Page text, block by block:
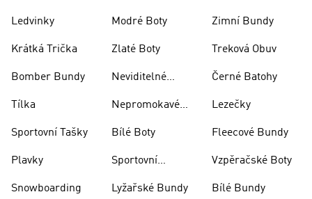
Ledvinky
Krátká Trička
Bomber Bundy
Tílka
Sportovní Tašky
Plavky
Snowboarding
Modré Boty
Zlaté Boty
Neviditelné
Nepromokavé
Bílé Boty
Sportovní
Lyžařské Bundy
Zimní Bundy
Treková Obuv
Černé Batohy
Lezečky
Fleecové Bundy
Vzpěračské Boty
Bílé Bundy